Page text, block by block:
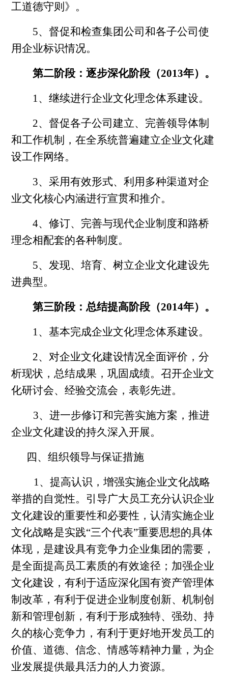
工道德守则》。
5、督促和检查集团公司和各子公司使
用企业标识情况。
第二阶段：逐步深化阶段（2013年）。
1、继续进行企业文化理念体系建设。
2、督促各子公司建立、完善领导体制
和工作机制，在全系统普遍建立企业文化建
设工作网络。
3、采用有效形式、利用多种渠道对企
业文化核心内涵进行宣贯和推介。
4、修订、完善与现代企业制度和路桥
理念相配套的各种制度。
5、发现、培育、树立企业文化建设先
进典型。
第三阶段：总结提高阶段（2014年）。
1、基本完成企业文化理念体系建设。
2、对企业文化建设情况全面评价，分
析现状，总结成果，巩固成绩。召开企业文
化研讨会、经验交流会，表彰先进。
3、进一步修订和完善实施方案，推进
企业文化建设的持久深入开展。
四、组织领导与保证措施
1、提高认识，增强实施企业文化战略
举措的自觉性。引导广大员工充分认识企业
文化建设的重要性和必要性，认清实施企业
文化战略是实践“三个代表”重要思想的具体
体现，是建设具有竞争力企业集团的需要，
是全面提高员工素质的有效途径；加强企业
文化建设，有利于适应深化国有资产管理体
制改革，有利于促进企业制度创新、机制创
新和管理创新，有利于形成独特、强劲、持
久的核心竞争力，有利于更好地开发员工的
价值、道德、信念、情感等精神力量，为企
业发展提供最具活力的人力资源。